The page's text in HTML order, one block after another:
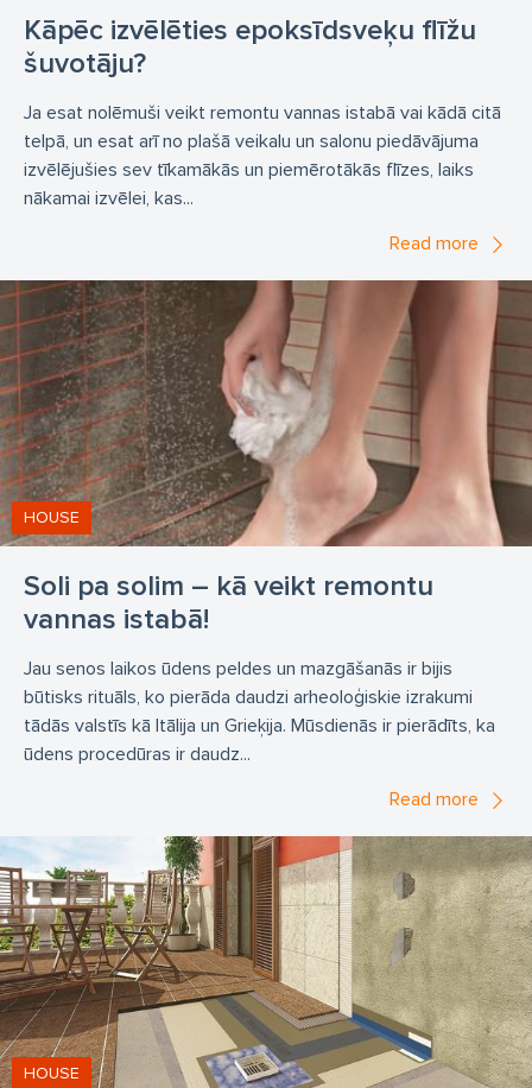
Kāpēc izvēlēties epoksīdsveķu flīžu
šuvotāju?
Ja esat nolēmuši veikt remontu vannas istabā vai kādā citā
telpā, un esat arī no plašā veikalu un salonu piedāvājuma
izvēlējušies sev tīkamākās un piemērotākās flīzes, laiks
nākamai izvēlei, kas...
Read more
Soli pa solim – kā veikt remontu
vannas istabā!
HOUSE
Jau senos laikos ūdens peldes un mazgāšanās ir bijis
būtisks rituāls, ko pierāda daudzi arheoloģiskie izrakumi
tādās valstīs kā Itālija un Grieķija. Mūsdienās ir pierādīts, ka
ūdens procedūras ir daudz...
Read more
HOUSE